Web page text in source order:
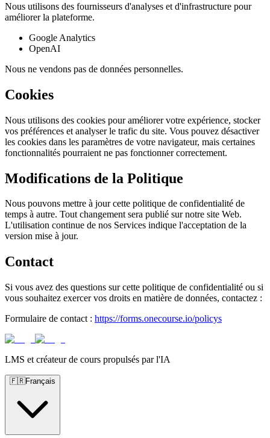
Nous utilisons des fournisseurs d'analyses et d'infrastructure pour
améliorer la plateforme.
Google Analytics
OpenAI
Nous ne vendons pas de données personnelles.
Cookies
Nous utilisons des cookies pour améliorer votre expérience, stocker
vos préférences et analyser le trafic du site. Vous pouvez désactiver
les cookies dans les paramètres de votre navigateur, mais certaines
fonctionnalités pourraient ne pas fonctionner correctement.
Modifications de la Politique
Nous pouvons mettre à jour cette politique de confidentialité de
temps à autre. Tout changement sera publié sur notre site Web.
L'utilisation continue de nos Services indique l'acceptation de la
version mise à jour.
Contact
Si vous avez des questions sur cette politique de confidentialité ou si
vous souhaitez exercer vos droits en matière de données, contactez :
Formulaire de contact : https://forms.onecourse.io/policys
LMS et créateur de cours propulsés par l'IA
🇫🇷Français